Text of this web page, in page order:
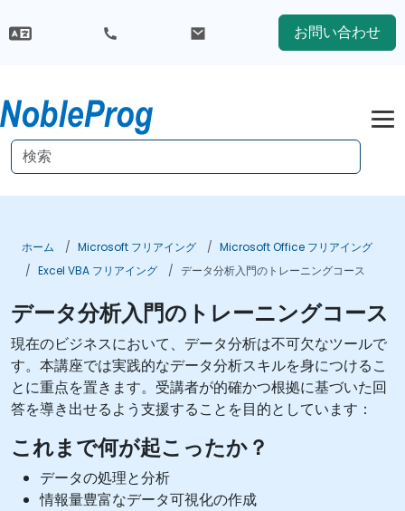
お問い合わせ
ホーム Microsoft フリアイング
Microsoft Office フリアイング
Excel VBA フリアイング
データ分析入門のトレーニングコース
データ分析入門のトレーニングコース
現在のビジネスにおいて、データ分析は不可欠なツールで
す。本講座では実践的なデータ分析スキルを身につけるこ
とに重点を置きます。受講者が的確かつ根拠に基づいた回
答を導き出せるよう支援することを目的としています：
これまで何が起こったか？
データの処理と分析
情報量豊富なデータ可視化の作成